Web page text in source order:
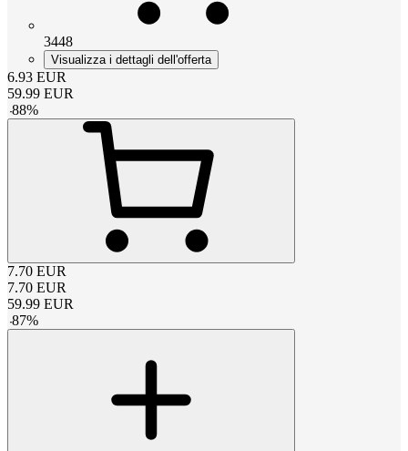
3448
Visualizza i dettagli dell'offerta
6.93 EUR
59.99 EUR
-88%
7.70 EUR
7.70 EUR
59.99 EUR
-87%